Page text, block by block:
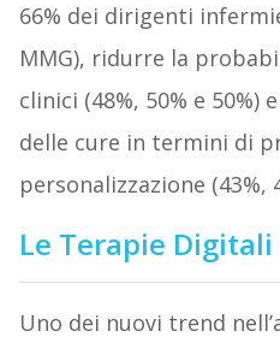
66% dei dirigenti
MMG), ridurre la
clinici (48%, 50% e 50%)
delle cure in termini di
personalizzazione (43%,
Le Terapie Digitali
Uno dei nuovi trend